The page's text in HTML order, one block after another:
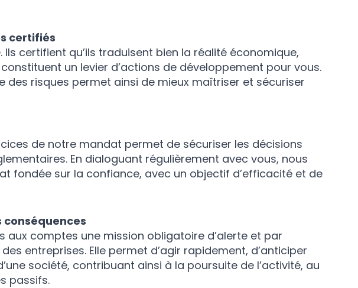
certifiés
certifient qu’ils traduisent bien la réalité économique,
un levier d’actions de développement pour vous.
des risques permet ainsi de mieux maîtriser et sécuriser
de notre mandat permet de sécuriser les décisions
En dialoguant régulièrement avec vous, nous
fondée sur la confiance, avec un objectif d’efficacité et de
aux comptes une mission obligatoire d’alerte et par
entreprises. Elle permet d’agir rapidement, d’anticiper
société, contribuant ainsi à la poursuite de l’activité, au
passifs.